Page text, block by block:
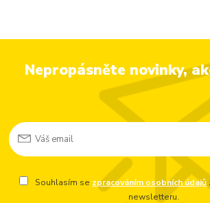
Nepropásněte novinky,
Souhlasím se zpracováním osobních údajů
newsletteru.